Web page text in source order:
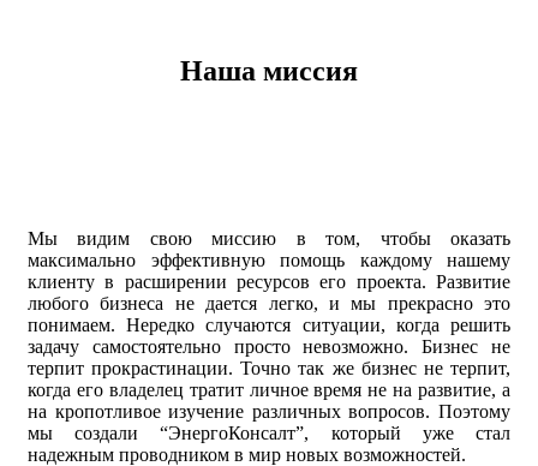
Наша миссия
Мы видим свою миссию в том, чтобы оказать
максимально эффективную помощь каждому нашему
клиенту в расширении ресурсов его проекта. Развитие
любого бизнеса не дается легко, и мы прекрасно это
понимаем. Нередко случаются ситуации, когда решить
задачу самостоятельно просто невозможно. Бизнес не
терпит прокрастинации. Точно так же бизнес не терпит,
когда его владелец тратит личное время не на развитие, а
на кропотливое изучение различных вопросов. Поэтому
мы создали “ЭнергоКонсалт”, который уже стал
надежным проводником в мир новых возможностей.